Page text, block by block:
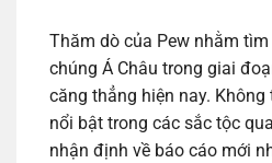
Thăm dò của Pew nhằm
chúng Á Châu trong giai
căng thẳng hiện nay.
nổi bật trong các sắc tộc
nhận định về báo cáo mới